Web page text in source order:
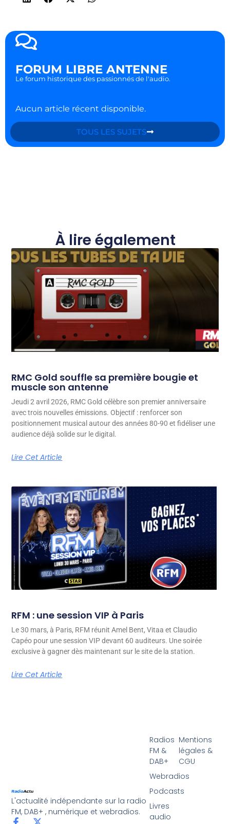
FORUM LIBRE ANTENNE
Le forum historique des passionnés de l'audio.
Aucun article récent disponible.
TOUS LES SUJETS
À lire également
RMC Gold souffle sa première bougie et
muscle son antenne
Jeudi 2 avril 2026, RMC Gold célèbre son premier anniversaire
avec trois nouvelles émissions. Objectif : renforcer son
positionnement musical autour des années 80-90 et fidéliser une
audience déjà solide sur le digital.
Lire Cet Article
RFM : une session VIP à Paris
Le 30 mars, à Paris, RFM réunit Amel Bent, Vitaa et Claudio
Capéo pour une session VIP devant 60 auditeurs. Une soirée
exclusive à gagner dès maintenant sur le site de la station.
Lire Cet Article
L'actualité indépendante sur la radio
FM, DAB+ , numérique et webradios.
Radios
FM &
DAB+
Webradios
Podcasts
Livres
audio
Mentions
légales &
CGU